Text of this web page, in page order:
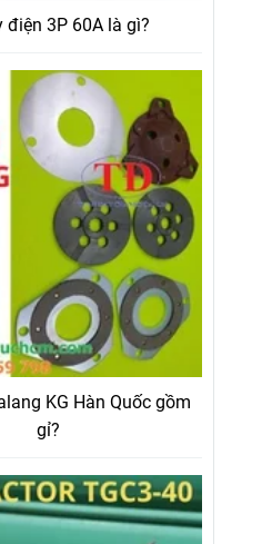
điện 3P 60A là gì?
KG Hàn Quốc gồm
gỉ?